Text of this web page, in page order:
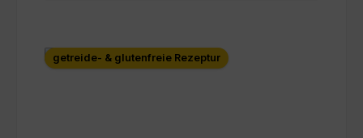
getreide- & glutenfreie Rezeptur